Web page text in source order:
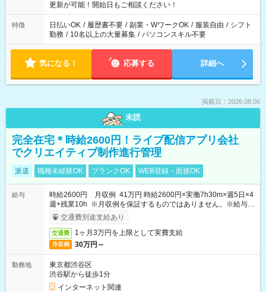
更新が可能！開始日もご相談ください！
特徴 日払いOK / 履歴書不要 / 副業・WワークOK / 服装自由 / シフト
勤務 / 10名以上の大量募集 / パソコンスキル不要
気になる！ 応募する 詳細へ
掲載日：2026.08.06
未読
完全在宅＊時給2600円！ライブ配信アプリ会社
でクリエイティブ制作進行管理
派遣 職種未経験OK ブランクOK WEB登録・面接OK
給与
時給2600円 月収例 41万円 時給2600円×実働7h30m×週5日×4
週+残業10h ※月収例を保証するものではありません。※給与即
受取りサービス利用可（利用条件有）
交通費別途支給あり
交通費 1ヶ月3万円を上限として実費支給
月収例 30万円～
勤務地
東京都渋谷区
渋谷駅から徒歩1分
インターネット関連